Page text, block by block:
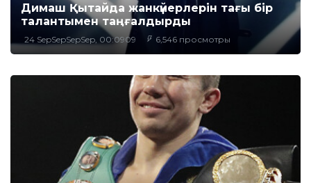
Димаш Қытайда жанкүйерлерін тағы бір
талантымен таңғалдырды
24 SepSepSepSep, 00:0909 6,546 просмотры